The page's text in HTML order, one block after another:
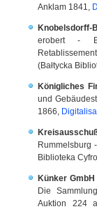
Anklam 1841,
Knobelsdorff-
erobert -
(Bałtycka
Königliches
und
1866,
Rummelsburg
Biblioteka
Künker
Die
Auktion 224